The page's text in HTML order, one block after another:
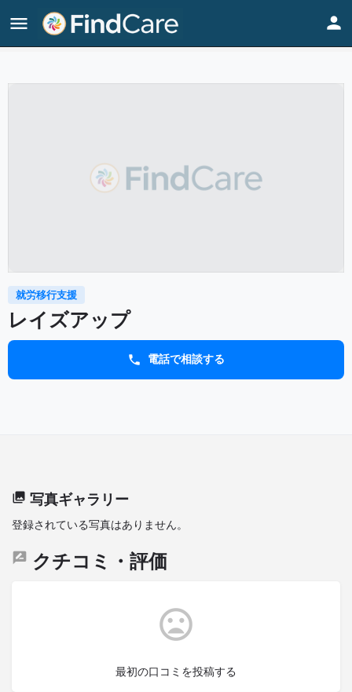
Home Listings レイズアップ
就労移行支援
レイズアップ
電話で相談する
写真ギャラリー
登録されている写真はありません。
クチコミ・評価
最初の口コミを投稿する